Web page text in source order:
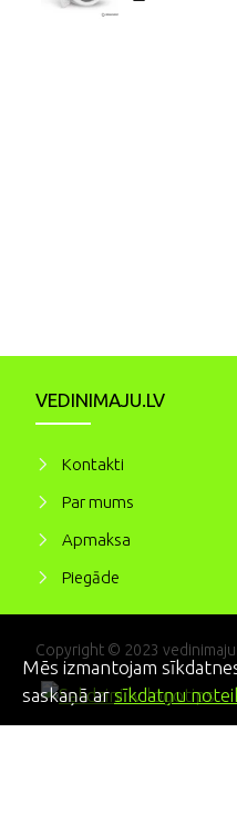
VEDINIMAJU.LV
Kontakti
Par mums
Apmaksa
Piegāde
Copyright © 2023
Mēs izmantojam
saskaņā arsīkdatņu